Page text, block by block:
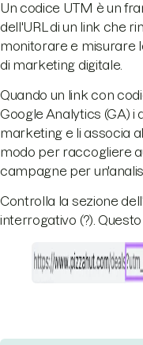
Un codice UTM è un
dell'URL di un link che
monitorare e misurare
di marketing digitale.
Quando un link con
Google Analytics (GA)
marketing e li associa
modo per raccogliere
campagne per
Controlla la sezione
interrogativo (?).